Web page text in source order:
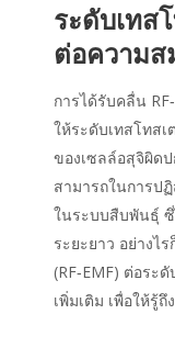
ระดับเทส
ต่อความ
การได้รับคลื่น
ให้ระดับเทสโทส
ของเซลล์อสุจิผิด
สามารถในการป
ในระบบสืบพันธุ์ ซึ่
ระยะยาว อย่างไ
(RF‑EMF) ต่อระ
เพิ่มเติม เพื่อให้รู้